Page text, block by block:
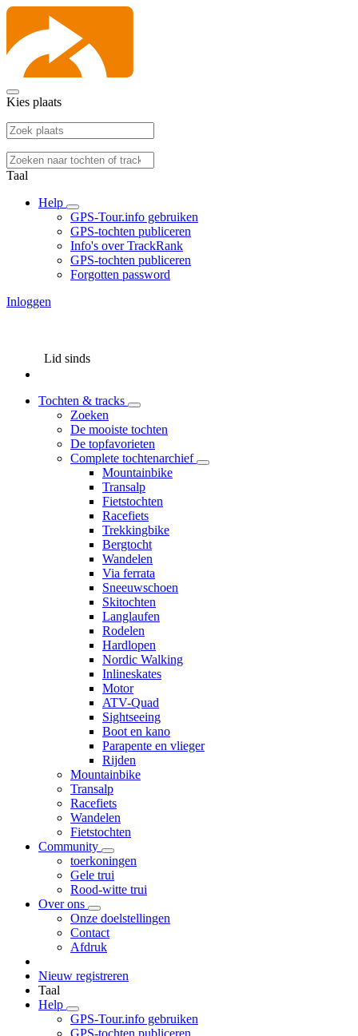
Kies plaats
Taal
Help
GPS-Tour.info gebruiken
GPS-tochten publiceren
Info's over TrackRank
GPS-tochten publiceren
Forgotten password
Inloggen
Lid sinds
Tochten & tracks
Zoeken
De mooiste tochten
De topfavorieten
Complete tochtenarchief
Mountainbike
Transalp
Fietstochten
Racefiets
Trekkingbike
Bergtocht
Wandelen
Via ferrata
Sneeuwschoen
Skitochten
Langlaufen
Rodelen
Hardlopen
Nordic Walking
Inlineskates
Motor
ATV-Quad
Sightseeing
Boot en kano
Parapente en vlieger
Rijden
Mountainbike
Transalp
Racefiets
Wandelen
Fietstochten
Community
toerkoningen
Gele trui
Rood-witte trui
Over ons
Onze doelstellingen
Contact
Afdruk
Nieuw registreren
Taal
Help
GPS-Tour.info gebruiken
GPS-tochten publiceren